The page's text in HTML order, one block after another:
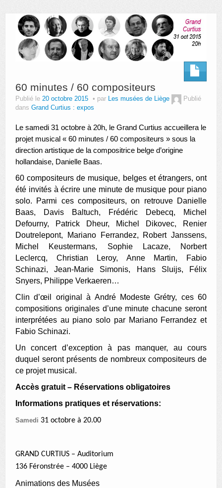
60 minutes / 60 compositeurs
Publié le 20 octobre 2015 par Les musées de Liège
Publié
dans Grand Curtius : expos
Le samedi 31 octobre à 20h, le Grand Curtius accueillera le
projet musical « 60 minutes / 60 compositeurs » sous la
direction artistique de la compositrice belge d’origine
hollandaise, Danielle Baas.
60 compositeurs de musique, belges et étrangers, ont
été invités à écrire une minute de musique pour piano
solo. Parmi ces compositeurs, on retrouve Danielle
Baas, Davis Baltuch, Frédéric Debecq, Michel
Defourny, Patrick Dheur, Michel Dikovec, Renier
Doutrelepont, Mariano Ferrandez, Robert Janssens,
Michel Keustermans, Sophie Lacaze, Norbert
Leclercq, Christian Leroy, Anne Martin, Fabio
Schinazi, Jean-Marie Simonis, Hans Sluijs, Félix
Snyers, Philippe Verkaeren…
Clin d’œil original à André Modeste Grétry, ces 60
compositions originales d’une minute chacune seront
interprétées au piano solo par Mariano Ferrandez et
Fabio Schinazi.
Un concert d’exception à pas manquer, au cours
duquel seront présents de nombreux compositeurs de
ce projet musical.
Accès gratuit – Réservations obligatoires
Informations pratiques et réservations:
Samedi 31 octobre à 20.00
GRAND CURTIUS – Auditorium
136 Féronstrée – 4000 Liège
Animations des Musées